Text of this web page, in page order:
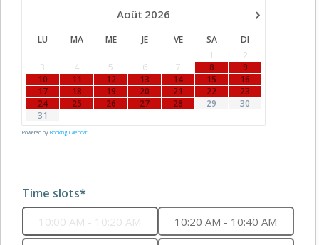
›
Août 2026
LU MA ME JE VE SA
DI
1
2
3
4 5 6 7 8
9
10
11 12 13 14 15
16
17
18 19 20 21 22
23
24
25 26 27 28 29
30
31
Powered by Booking Calendar
Time slots*
10:00 AM - 10:20 AM 10:20 AM - 10:40 AM